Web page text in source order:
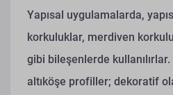
Yapısal uygulamalarda,
korkuluklar, merdiven
gibi bileşenlerde kullanılırlar.
altıköşe profiller; dekoratif